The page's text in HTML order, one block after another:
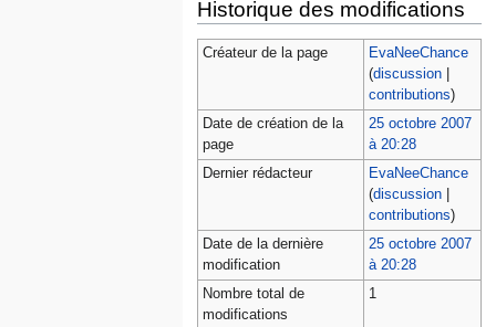
Historique des modifications
Créateur de la page
EvaNeeChance
(discussion|
contributions)
Date de création de la
page
25 octobre 2007
à 20:28
Dernier rédacteur
EvaNeeChance
(discussion|
contributions)
Date de la dernière
modification
25 octobre 2007
à 20:28
Nombre total de
modifications
1